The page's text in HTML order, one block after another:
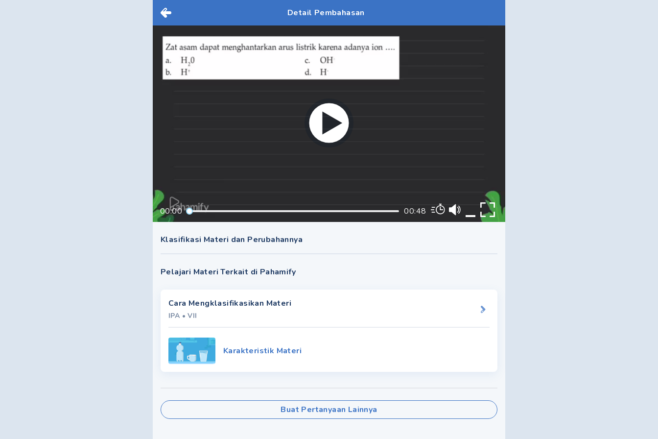
Detail Pembahasan
00:00 00:48
Klasifikasi Materi dan Perubahannya
Pelajari Materi Terkait di Pahamify
Cara Mengklasifikasikan Materi
IPA •VII
Karakteristik Materi
Buat Pertanyaan Lainnya